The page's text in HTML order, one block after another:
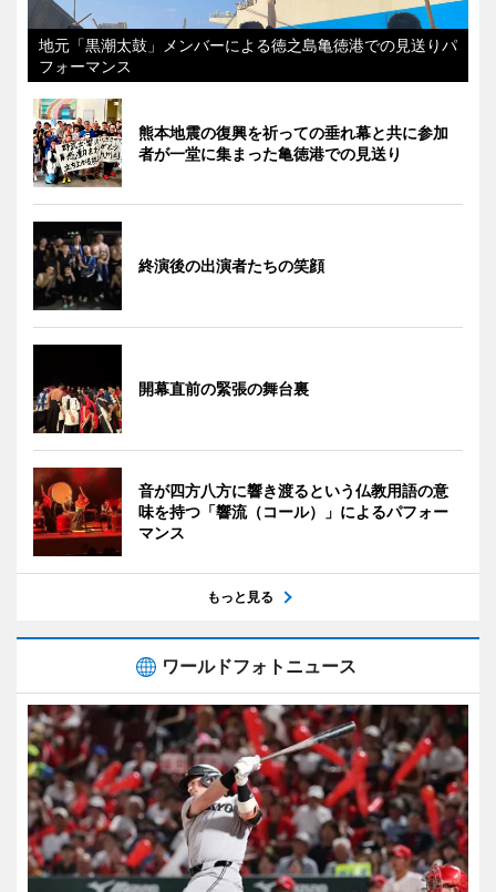
地元「黒潮太鼓」メンバーによる徳之島亀徳港での見送りパ
フォーマンス
熊本地震の復興を祈っての垂れ幕と共に参加
者が一堂に集まった亀徳港での見送り
終演後の出演者たちの笑顔
開幕直前の緊張の舞台裏
音が四方八方に響き渡るという仏教用語の意
味を持つ「響流（コール）」によるパフォー
マンス
もっと見る
ワールドフォトニュース